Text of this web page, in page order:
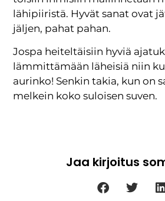
lähipiiristä. Hyvät sanat ovat
jäljen, pahat pahan.
Jospa heiteltäisiin hyviä
lämmittämään läheisiä niin
aurinko! Senkin takia, kun on
melkein koko suloisen suven.
Jaa kirjoitus